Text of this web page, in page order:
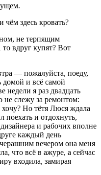
здесь кровать?
не терпящим
вдруг купят? Вот
— пожалуйста, поеду,
домой и всё самой
недели я раз двадцать
не слежу за ремонтом:
хочу? Но тётя Люся ждала
поехать и отдохнуть,
и рабочих вполне
каждый день
вечером она меня
что всё в ажуре, а сейчас
входила, замирая